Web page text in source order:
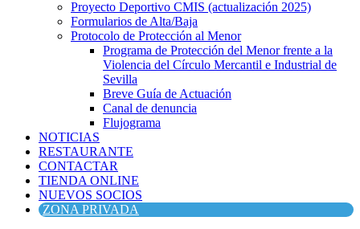
Proyecto Deportivo CMIS (actualización 2025)
Formularios de Alta/Baja
Protocolo de Protección al Menor
Programa de Protección del Menor frente a la
Violencia del Círculo Mercantil e Industrial de
Sevilla
Breve Guía de Actuación
Canal de denuncia
Flujograma
NOTICIAS
RESTAURANTE
CONTACTAR
TIENDA ONLINE
NUEVOS SOCIOS
ZONA PRIVADA